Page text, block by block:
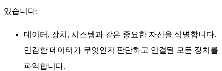
있습니다:
데이터, 장치, 시스템과 같은 중요한 자산을 식별합니다.
민감한 데이터가 무엇인지 판단하고 연결된 모든 장치를
파악합니다.